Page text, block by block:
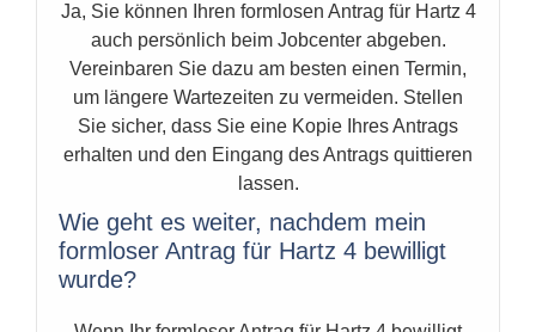
Ja, Sie können Ihren formlosen Antrag für Hartz 4
auch persönlich beim Jobcenter abgeben.
Vereinbaren Sie dazu am besten einen Termin,
um längere Wartezeiten zu vermeiden. Stellen
Sie sicher, dass Sie eine Kopie Ihres Antrags
erhalten und den Eingang des Antrags quittieren
lassen.
Wie geht es weiter, nachdem mein
formloser Antrag für Hartz 4 bewilligt
wurde?